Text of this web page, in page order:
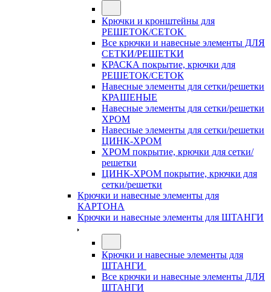
Крючки и кронштейны для
РЕШЕТОК/СЕТОК
Все крючки и навесные элементы ДЛЯ
СЕТКИ/РЕШЕТКИ
КРАСКА покрытие, крючки для
РЕШЕТОК/СЕТОК
Навесные элементы для сетки/решетки
КРАШЕНЫЕ
Навесные элементы для сетки/решетки
ХРОМ
Навесные элементы для сетки/решетки
ЦИНК-ХРОМ
ХРОМ покрытие, крючки для сетки/
решетки
ЦИНК-ХРОМ покрытие, крючки для
сетки/решетки
Крючки и навесные элементы для
КАРТОНА
Крючки и навесные элементы для ШТАНГИ
Крючки и навесные элементы для
ШТАНГИ
Все крючки и навесные элементы ДЛЯ
ШТАНГИ